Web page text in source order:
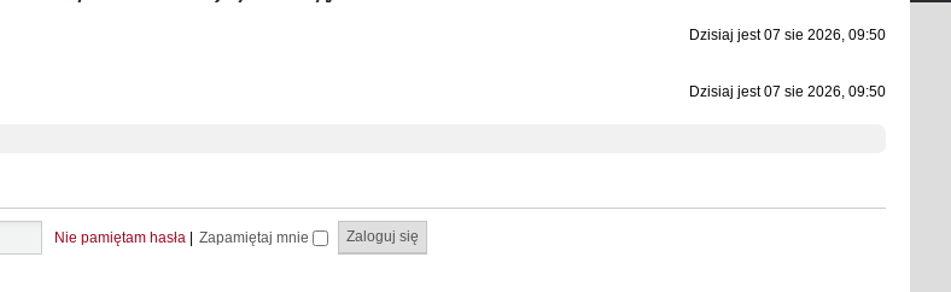
Dzisiaj jest 07 sie 2026, 09:50
Dzisiaj jest 07 sie 2026, 09:50
Nie pamiętam hasła | Zapamiętaj mnie